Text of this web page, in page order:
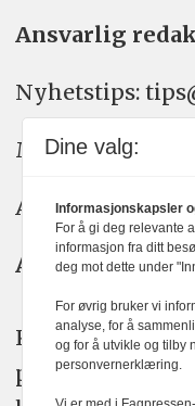
Ansvarlig
Nyhetstips:
Meninger:
Annonse:
Abonnement:
KOM24
plakatens
Dine valg:
Informasjonskapsler
For å gi deg relevante
informasjon fra ditt
deg mot dette under
For øvrig bruker vi
analyse, for å
og for å utvikle og tilby
personvernerklæring.